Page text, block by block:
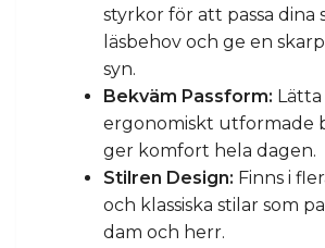
styrkor för att passa dina
läsbehov och ge en
syn.
Bekväm Passform:
ergonomiskt utformade
ger komfort hela dagen.
Stilren Design: Finns i
och klassiska stilar som
dam och herr.